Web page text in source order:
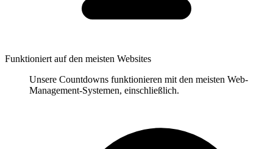
Funktioniert auf den meisten Websites
Unsere Countdowns funktionieren mit den meisten Web-
Management-Systemen, einschließlich.